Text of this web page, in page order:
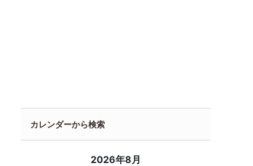
カレンダーから検索
2026年8月